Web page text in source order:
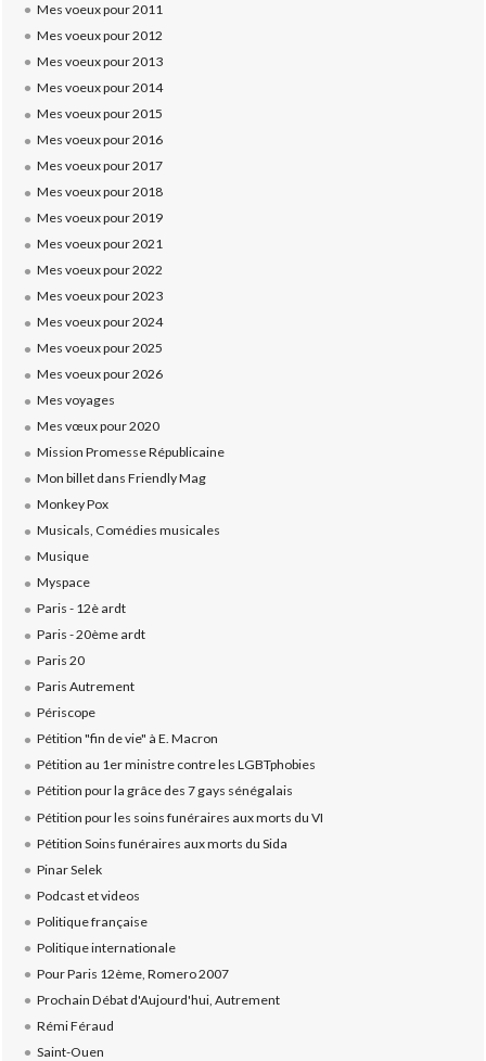
Mes voeux pour 2011
Mes voeux pour 2012
Mes voeux pour 2013
Mes voeux pour 2014
Mes voeux pour 2015
Mes voeux pour 2016
Mes voeux pour 2017
Mes voeux pour 2018
Mes voeux pour 2019
Mes voeux pour 2021
Mes voeux pour 2022
Mes voeux pour 2023
Mes voeux pour 2024
Mes voeux pour 2025
Mes voeux pour 2026
Mes voyages
Mes vœux pour 2020
Mission Promesse Républicaine
Mon billet dans Friendly Mag
Monkey Pox
Musicals, Comédies musicales
Musique
Myspace
Paris - 12è ardt
Paris - 20ème ardt
Paris 20
Paris Autrement
Périscope
Pétition "fin de vie" à E. Macron
Pétition au 1er ministre contre les LGBTphobies
Pétition pour la grâce des 7 gays sénégalais
Pétition pour les soins funéraires aux morts du VI
Pétition Soins funéraires aux morts du Sida
Pinar Selek
Podcast et videos
Politique française
Politique internationale
Pour Paris 12ème, Romero 2007
Prochain Débat d'Aujourd'hui, Autrement
Rémi Féraud
Saint-Ouen